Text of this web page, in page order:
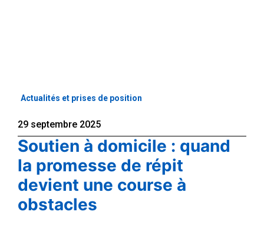
Actualités et prises de position
29 septembre 2025
Soutien à domicile : quand
la promesse de répit
devient une course à
obstacles